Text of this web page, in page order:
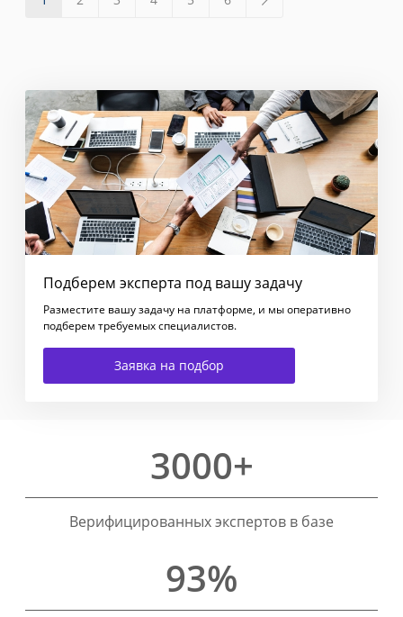
Подберем эксперта под вашу задачу
Разместите вашу задачу на платформе, и мы оперативно
подберем требуемых специалистов.
Заявка на подбор
3000+
Верифицированных экспертов в базе
93%